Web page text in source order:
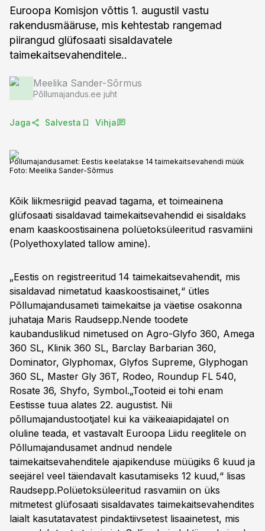
Euroopa Komisjon võttis 1. augustil vastu
rakendusmääruse, mis kehtestab rangemad
piirangud glüfosaati sisaldavatele
taimekaitsevahenditele..
Meelika Sander-Sõrmus
Põllumajandus.ee juht
Jaga Salvesta Vihja
Põllumajandusamet: Eestis keelatakse 14 taimekaitsevahendi müük
Foto: Meelika Sander-Sõrmus
Kõik liikmesriigid peavad tagama, et toimeainena
glüfosaati sisaldavad taimekaitsevahendid ei sisaldaks
enam kaaskoostisainena polüetoksüleeritud rasvamiini
(Polyethoxylated tallow amine).
„Eestis on registreeritud 14 taimekaitsevahendit, mis
sisaldavad nimetatud kaaskoostisainet,“ ütles
Põllumajandusameti taimekaitse ja väetise osakonna
juhataja Maris Raudsepp.Nende toodete
kaubanduslikud nimetused on Agro-Glyfo 360, Amega
360 SL, Klinik 360 SL, Barclay Barbarian 360,
Dominator, Glyphomax, Glyfos Supreme, Glyphogan
360 SL, Master Gly 36T, Rodeo, Roundup FL 540,
Rosate 36, Shyfo, Symbol.„Tooteid ei tohi enam
Eestisse tuua alates 22. augustist. Nii
põllumajandustootjatel kui ka väikeaiapidajatel on
oluline teada, et vastavalt Euroopa Liidu reeglitele on
Põllumajandusamet andnud nendele
taimekaitsevahenditele ajapikenduse müügiks 6 kuud ja
seejärel veel täiendavalt kasutamiseks 12 kuud,“ lisas
Raudsepp.Polüetoksüleeritud rasvamiin on üks
mitmetest glüfosaati sisaldavates taimekaitsevahendites
laialt kasutatavatest pindaktiivsetest lisaainetest, mis